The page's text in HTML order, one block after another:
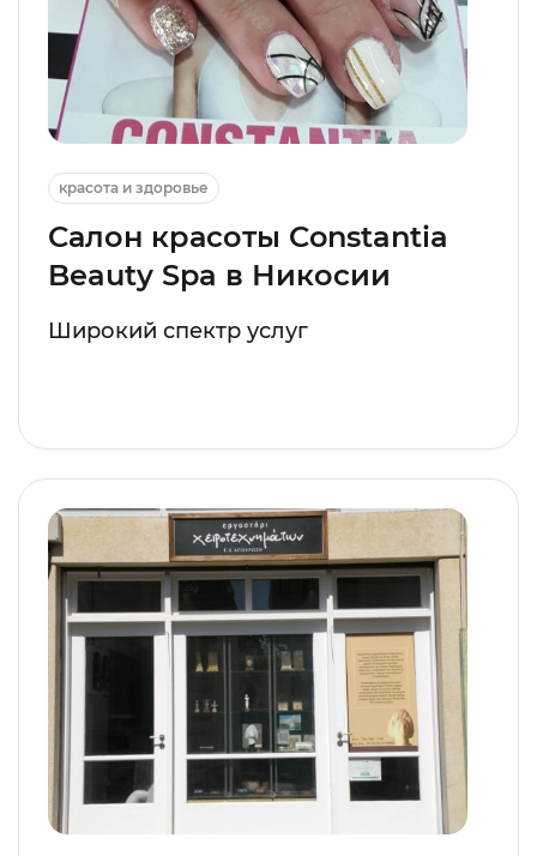
красота и здоровье
Салон красоты Constantia
Beauty Spa в Никосии
Широкий спектр услуг